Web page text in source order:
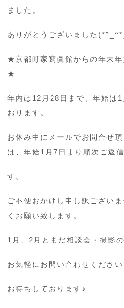
ました。
ありがとうございました
★京都町家寫眞館からの年末
★
年内は12月28日まで、年始は
おります。
お休み中にメールでお問合せ
は、年始1月7日より順次ご返
す。
ご不便おかけし申し訳ござい
くお願い致します。
1月、2月とまだ相談会・撮影
お気軽にお問い合わせください
お待ちしております♪